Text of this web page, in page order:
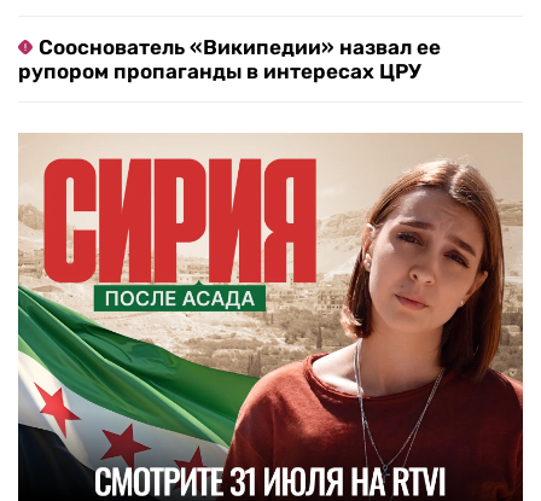
Сооснователь «Википедии» назвал ее
рупором пропаганды в интересах ЦРУ